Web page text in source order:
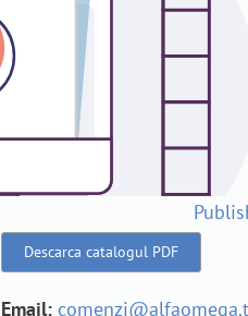
Descarca catalogul PDF
Email: